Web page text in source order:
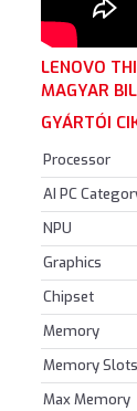
LENOVO
MAGYAR
GYÁRTÓI
Processor
AI PC
NPU
Graphics
Chipset
Memory
Memory Slots
Max Memory